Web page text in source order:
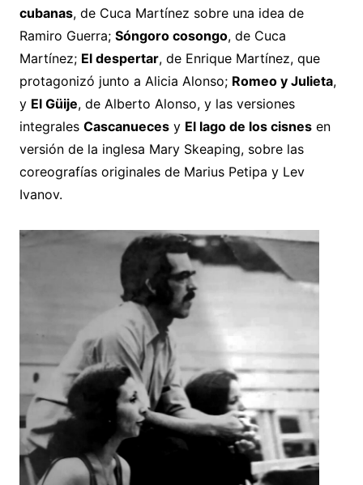
cubanas, de Cuca Martínez sobre una idea de
Ramiro Guerra; Sóngoro cosongo, de Cuca
Martínez; El despertar, de Enrique Martínez, que
protagonizó junto a Alicia Alonso; Romeo y Julieta,
y El Güije, de Alberto Alonso, y las versiones
integrales Cascanuecesy El lago de los cisnesen
versión de la inglesa Mary Skeaping, sobre las
coreografías originales de Marius Petipa y Lev
Ivanov.